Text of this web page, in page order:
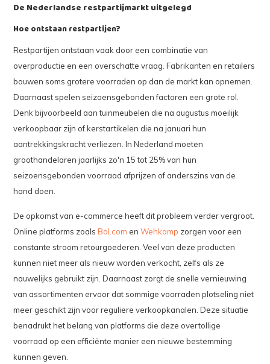
De Nederlandse restpartijmarkt uitgelegd
Hoe ontstaan restpartijen?
Restpartijen ontstaan vaak door een combinatie van
overproductie en een overschatte vraag. Fabrikanten en retailers
bouwen soms grotere voorraden op dan de markt kan opnemen.
Daarnaast spelen seizoensgebonden factoren een grote rol.
Denk bijvoorbeeld aan tuinmeubelen die na augustus moeilijk
verkoopbaar zijn of kerstartikelen die na januari hun
aantrekkingskracht verliezen. In Nederland moeten
groothandelaren jaarlijks zo'n 15 tot 25% van hun
seizoensgebonden voorraad afprijzen of anderszins van de
hand doen.
De opkomst van e-commerce heeft dit probleem verder vergroot.
Online platforms zoalsBol.com enWehkamp zorgen voor een
constante stroom retourgoederen. Veel van deze producten
kunnen niet meer als nieuw worden verkocht, zelfs als ze
nauwelijks gebruikt zijn. Daarnaast zorgt de snelle vernieuwing
van assortimenten ervoor dat sommige voorraden plotseling niet
meer geschikt zijn voor reguliere verkoopkanalen. Deze situatie
benadrukt het belang van platforms die deze overtollige
voorraad op een efficiënte manier een nieuwe bestemming
kunnen geven.